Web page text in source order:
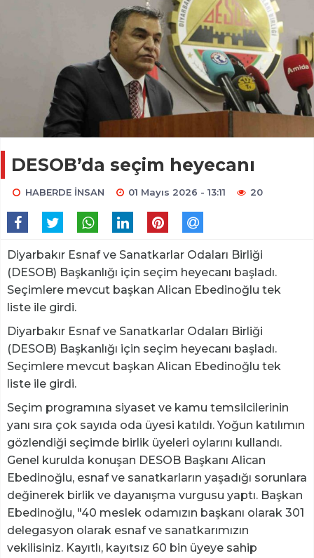
DESOB’da seçim heyecanı
HABERDE İNSAN 01 Mayıs 2026 - 13:11 20
Diyarbakır Esnaf ve Sanatkarlar Odaları Birliği
(DESOB) Başkanlığı için seçim heyecanı başladı.
Seçimlere mevcut başkan Alican Ebedinoğlu tek
liste ile girdi.
Diyarbakır Esnaf ve Sanatkarlar Odaları Birliği
(DESOB) Başkanlığı için seçim heyecanı başladı.
Seçimlere mevcut başkan Alican Ebedinoğlu tek
liste ile girdi.
Seçim programına siyaset ve kamu temsilcilerinin
yanı sıra çok sayıda oda üyesi katıldı. Yoğun katılımın
gözlendiği seçimde birlik üyeleri oylarını kullandı.
Genel kurulda konuşan DESOB Başkanı Alican
Ebedinoğlu, esnaf ve sanatkarların yaşadığı sorunlara
değinerek birlik ve dayanışma vurgusu yaptı. Başkan
Ebedinoğlu, "40 meslek odamızın başkanı olarak 301
delegasyon olarak esnaf ve sanatkarımızın
vekilisiniz. Kayıtlı, kayıtsız 60 bin üyeye sahip